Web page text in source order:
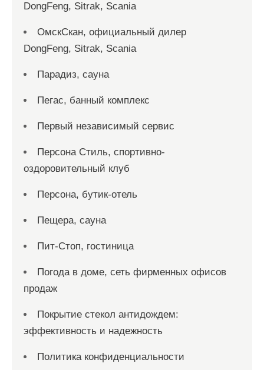
DongFeng, Sitrak, Scania
ОмскСкан, официальный дилер
DongFeng, Sitrak, Scania
Парадиз, сауна
Пегас, банный комплекс
Первый независимый сервис
Персона Стиль, спортивно-
оздоровительный клуб
Персона, бутик-отель
Пещера, сауна
Пит-Стоп, гостиница
Погода в доме, сеть фирменных офисов
продаж
Покрытие стекол антидождем:
эффективность и надежность
Политика конфиденциальности